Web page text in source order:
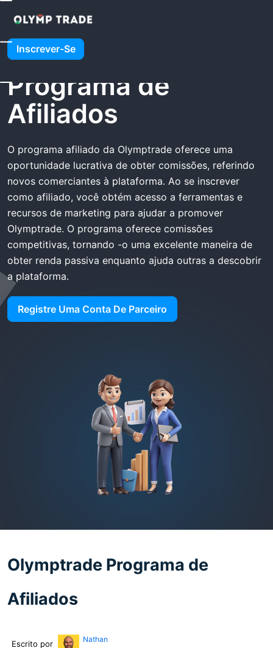
Inscrever-Se
Casa Olymptrade Programa De Afiliados
Olymptrade
Programa de
Afiliados
O programa afiliado da Olymptrade oferece uma
oportunidade lucrativa de obter comissões, referindo
novos comerciantes à plataforma. Ao se inscrever
como afiliado, você obtém acesso a ferramentas e
recursos de marketing para ajudar a promover
Olymptrade. O programa oferece comissões
competitivas, tornando -o uma excelente maneira de
obter renda passiva enquanto ajuda outras a descobrir
a plataforma.
Registre Uma Conta De Parceiro
Olymptrade Programa de
Afiliados
Escrito por
Nathan